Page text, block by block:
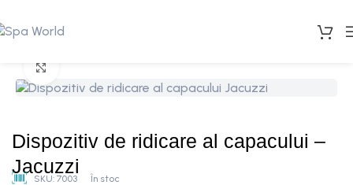
Dispozitiv de ridicare al capacului –
Jacuzzi
SKU: 7003 În stoc